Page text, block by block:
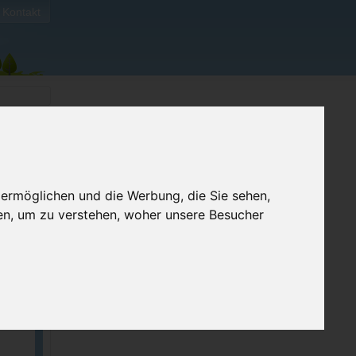
und die Werbung, die Sie sehen,
um zu verstehen, woher unsere Besucher